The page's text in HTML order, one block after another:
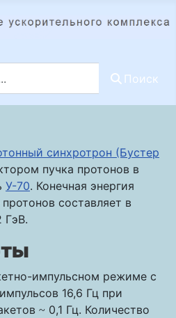
Поиск
синхротрон (Бустер
пучка протонов в
У-70. Конечная энергия
составляет в
ГэВ.
импульсном режиме с
16,6 Гц при
~ 0,1 Гц. Количество